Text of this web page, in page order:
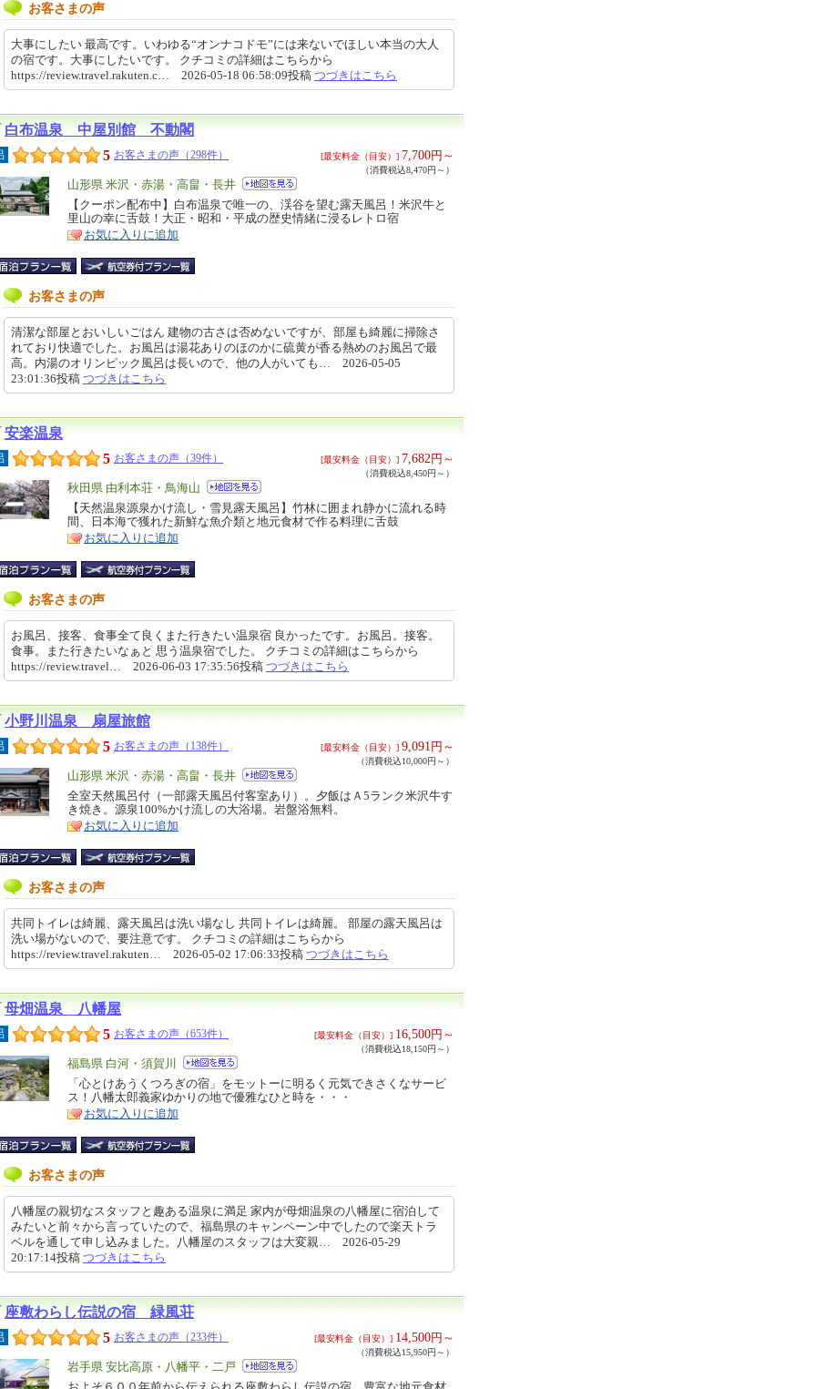
お客さまの声
大事にしたい 最高です。いわゆる“オンナコドモ”には来ないでほしい本当の大人
の宿です。大事にしたいです。 クチコミの詳細はこちらから
https://review.travel.rakuten.c… 2026-05-18 06:58:09投稿 つづきはこちら
白布温泉 中屋別館 不動閣
5 お客さまの声（298件） [最安料金（目安）] 7,700円～
（消費税込8,470円～）
エ
リ
ア
山形県 米沢・赤湯・高畠・長井
特
徴
【クーポン配布中】白布温泉で唯一の、渓谷を望む露天風呂！米沢牛と
里山の幸に舌鼓！大正・昭和・平成の歴史情緒に浸るレトロ宿
お気に入りに追加
お客さまの声
清潔な部屋とおいしいごはん 建物の古さは否めないですが、部屋も綺麗に掃除さ
れており快適でした。お風呂は湯花ありのほのかに硫黄が香る熱めのお風呂で最
高。内湯のオリンピック風呂は長いので、他の人がいても… 2026-05-05
23:01:36投稿 つづきはこちら
安楽温泉
5 お客さまの声（39件） [最安料金（目安）] 7,682 円～
（消費税込8,450円～）
エ
リ
ア
秋田県 由利本荘・鳥海山
特
徴
【天然温泉源泉かけ流し・雪見露天風呂】竹林に囲まれ静かに流れる時
間、日本海で獲れた新鮮な魚介類と地元食材で作る料理に舌鼓
お気に入りに追加
お客さまの声
お風呂、接客、食事全て良くまた行きたい温泉宿 良かったです。お風呂。接客。
食事。また行きたいなぁと 思う温泉宿でした。 クチコミの詳細はこちらから
https://review.travel… 2026-06-03 17:35:56投稿 つづきはこちら
小野川温泉 扇屋旅館
5 お客さまの声（138件） [最安料金（目安）] 9,091 円～
（消費税込10,000円～）
エ
リ
ア
山形県 米沢・赤湯・高畠・長井
特
徴
全室天然風呂付（一部露天風呂付客室あり）。夕飯はＡ5ランク米沢牛す
き焼き。源泉100%かけ流しの大浴場。岩盤浴無料。
お気に入りに追加
お客さまの声
共同トイレは綺麗、露天風呂は洗い場なし 共同トイレは綺麗。 部屋の露天風呂は
洗い場がないので、要注意です。 クチコミの詳細はこちらから
https://review.travel.rakuten… 2026-05-02 17:06:33投稿 つづきはこちら
母畑温泉 八幡屋
5 お客さまの声（653件） [最安料金（目安）] 16,500円～
（消費税込18,150円～）
エ
リ
ア
福島県 白河・須賀川
特
徴
「心とけあうくつろぎの宿」をモットーに明るく元気できさくなサービ
ス！八幡太郎義家ゆかりの地で優雅なひと時を・・・
お気に入りに追加
お客さまの声
八幡屋の親切なスタッフと趣ある温泉に満足 家内が母畑温泉の八幡屋に宿泊して
みたいと前々から言っていたので、福島県のキャンペーン中でしたので楽天トラ
ベルを通して申し込みました。八幡屋のスタッフは大変親… 2026-05-29
20:17:14投稿 つづきはこちら
座敷わらし伝説の宿 緑風荘
5 お客さまの声（233件） [最安料金（目安）] 14,500円～
（消費税込15,950円～）
エ
岩手県 安比高原・八幡平・二戸